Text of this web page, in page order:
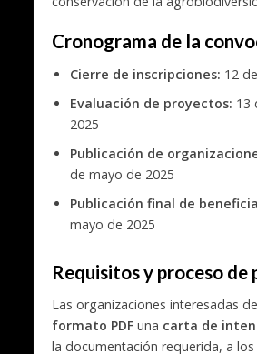
Cronograma de la
Cierre de inscripciones: 12
Evaluación de proyectos: 13
2025
Publicación de
de mayo de 2025
Publicación final de
mayo de 2025
Requisitos y proceso de
Las organizaciones interesadas
formato PDFuna carta de
la documentación requerida, a